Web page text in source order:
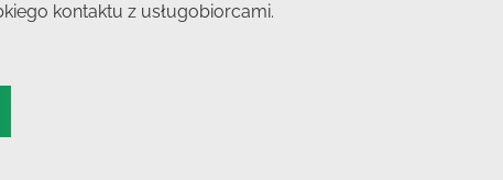
kontaktu z usługobiorcami.